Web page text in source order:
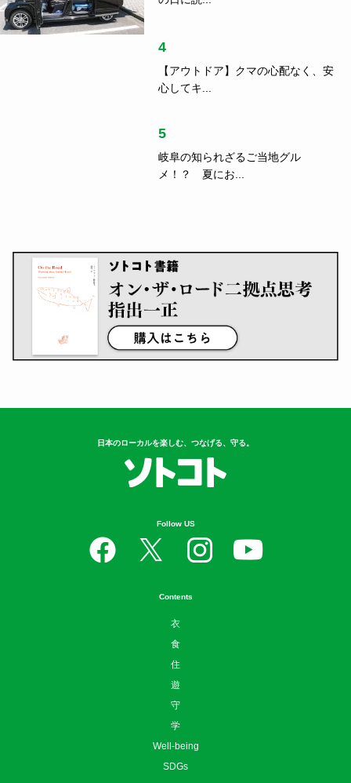
岐阜の知られざるご当地グル
メ！？ 夏にお...
日本のローカルを楽しむ、つなげる、守る。
Contents
守
学
Well-being
SDGs
News
お問い合わせ
ニュースリリースはこちら
広告掲載について
利用規約